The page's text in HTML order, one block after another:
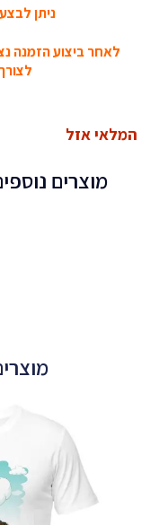
ניתן
לאחר ביצוע הזמנה
המלאי אזל
מוצרים